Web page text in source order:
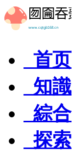
首页
知識
綜合
探索